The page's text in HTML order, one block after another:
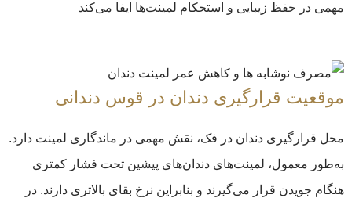
مهمی در حفظ زیبایی و استحکام لمینت‌ها ایفا می‌کند
موقعیت قرارگیری دندان در قوس دندانی
محل قرارگیری دندان در فک، نقش مهمی در ماندگاری لمینت دارد.
به‌طور معمول، لمینت‌های دندان‌های پیشین تحت فشار کمتری
هنگام جویدن قرار می‌گیرند و بنابراین نرخ بقای بالاتری دارند. در